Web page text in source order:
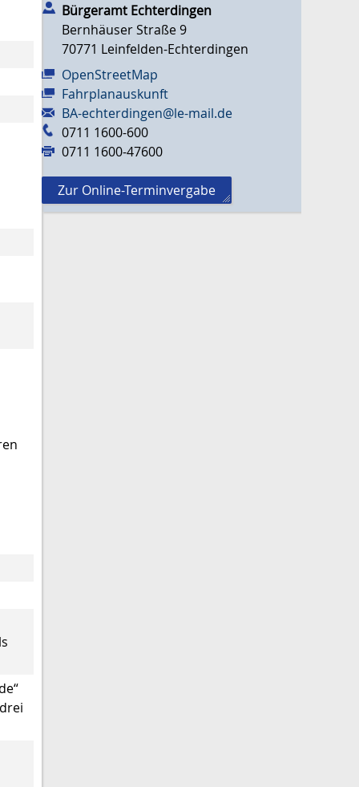
Bürgeramt Echterdingen
Bernhäuser Straße 9
70771 Leinfelden-Echterdingen
OpenStreetMap
Fahrplanauskunft
BA-echterdingen@le-mail.de
0711 1600-600
0711 1600-47600
Zur Online-Terminvergabe